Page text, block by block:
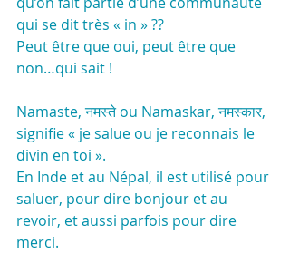
qui se dit très « in » ??
Peut être que oui, peut être que
non…qui sait !
Namaste, नमस्ते ou Namaskar, नमस्कार,
signifie « je salue ou je reconnais le
divin en toi ».
En Inde et au Népal, il est utilisé pour
saluer, pour dire bonjour et au
revoir, et aussi parfois pour dire
merci.